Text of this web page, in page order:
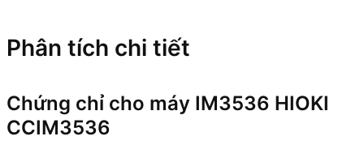
Phân tích chi tiết
Chứng chỉ cho máy IM3536 HIOKI
CCIM3536